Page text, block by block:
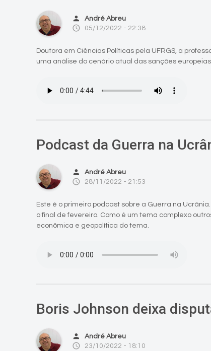
person André Abreu
access_time 05/12/2022 - 22:38
Doutora em Ciências Políticas pela UFRGS, a
uma análise do cenário atual das sanções
Podcast da Guerra na
person André Abreu
access_time 28/11/2022 - 21:53
Este é o primeiro podcast sobre a Guerra na
o final de fevereiro. Como é um tema complexo
econômica e geopolítica do tema.
Boris Johnson deixa
person André Abreu
access_time 23/10/2022 - 18:10